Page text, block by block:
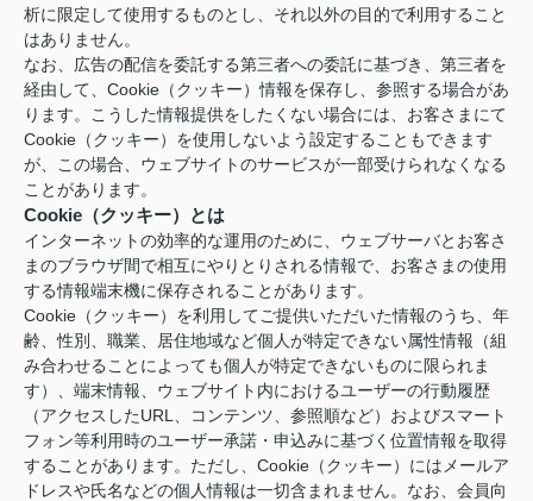
析に限定して使用するものとし、それ以外の目的で利用すること
はありません。
なお、広告の配信を委託する第三者への委託に基づき、第三者を
経由して、Cookie（クッキー）情報を保存し、参照する場合があ
ります。こうした情報提供をしたくない場合には、お客さまにて
Cookie（クッキー）を使用しないよう設定することもできます
が、この場合、ウェブサイトのサービスが一部受けられなくなる
ことがあります。
Cookie（クッキー）とは
インターネットの効率的な運用のために、ウェブサーバとお客さ
まのブラウザ間で相互にやりとりされる情報で、お客さまの使用
する情報端末機に保存されることがあります。
Cookie（クッキー）を利用してご提供いただいた情報のうち、年
齢、性別、職業、居住地域など個人が特定できない属性情報（組
み合わせることによっても個人が特定できないものに限られま
す）、端末情報、ウェブサイト内におけるユーザーの行動履歴
（アクセスしたURL、コンテンツ、参照順など）およびスマート
フォン等利用時のユーザー承諾・申込みに基づく位置情報を取得
することがあります。ただし、Cookie（クッキー）にはメールア
ドレスや氏名などの個人情報は一切含まれません。なお、会員向